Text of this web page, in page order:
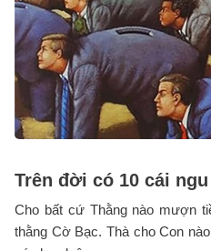
Trên đời có 10 cái
Cho bất cứ Thằng nào mượn
thằng Cờ Bạc. Thà cho Con